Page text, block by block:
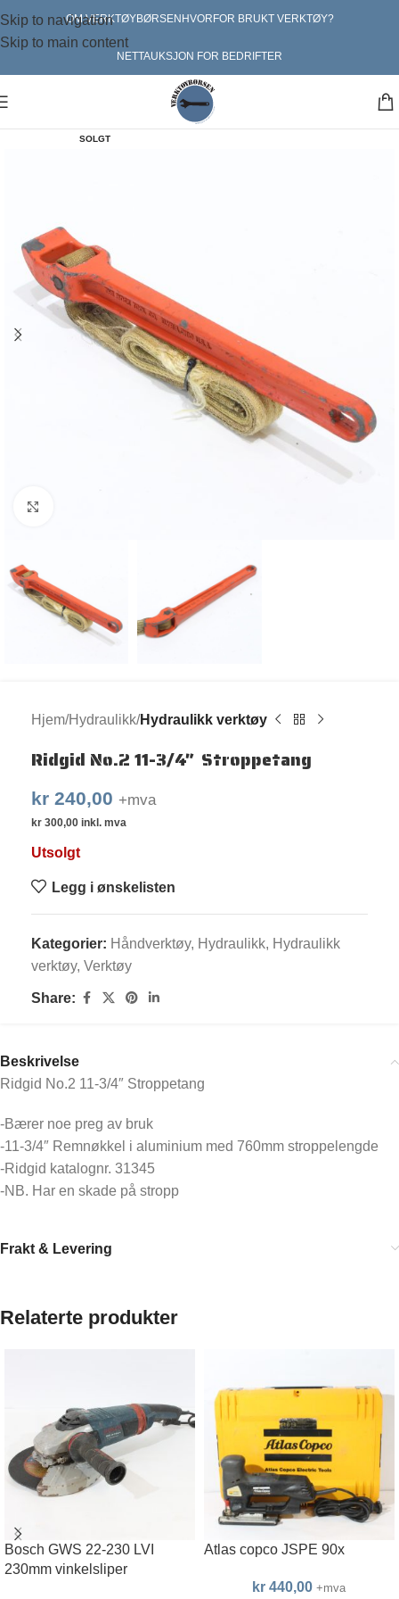
Skip to navigation
Skip to main content
OM VERKTØYBØRSEN HVORFOR BRUKT VERKTØY?
NETTAUKSJON FOR BEDRIFTER
SOLGT
Hjem Hydraulikk Hydraulikk verktøy
Ridgid No.2 11-3/4″ Stroppetang
kr 240,00 +mva
kr 300,00 inkl. mva
Utsolgt
Legg i ønskelisten
Kategorier: Håndverktøy, Hydraulikk, Hydraulikk
verktøy, Verktøy
Share:
Beskrivelse
Ridgid No.2 11-3/4″ Stroppetang
-Bærer noe preg av bruk
-11-3/4″ Remnøkkel i aluminium med 760mm stroppelengde
-Ridgid katalognr. 31345
-NB. Har en skade på stropp
Frakt & Levering
Relaterte produkter
Bosch GWS 22-230 LVI
230mm vinkelsliper
Atlas copco JSPE 90x
kr440,00 +mva